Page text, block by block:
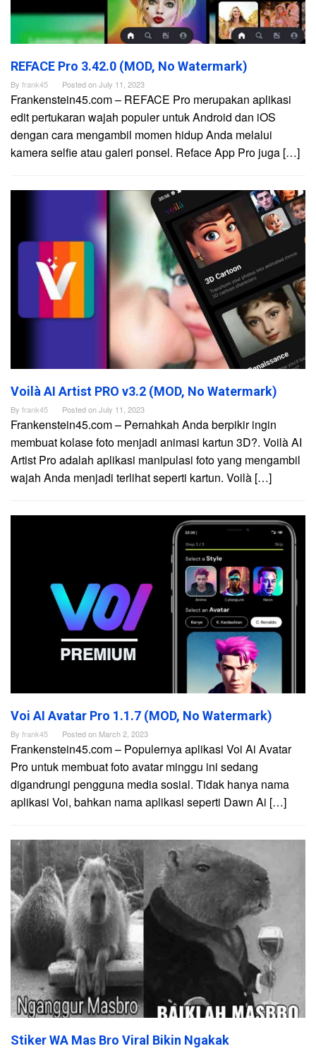
REFACE Pro 3.42.0 (MOD, No Watermark)
By frank45 Posted onJuly 11, 2023
Frankenstein45.com – REFACE Pro merupakan aplikasi
edit pertukaran wajah populer untuk Android dan iOS
dengan cara mengambil momen hidup Anda melalui
kamera selfie atau galeri ponsel. Reface App Pro juga […]
Voilà AI Artist PRO v3.2 (MOD, No Watermark)
By frank45 Posted onJuly 11, 2023
Frankenstein45.com – Pernahkah Anda berpikir ingin
membuat kolase foto menjadi animasi kartun 3D?. Voilà AI
Artist Pro adalah aplikasi manipulasi foto yang mengambil
wajah Anda menjadi terlihat seperti kartun. Voilà […]
Voi AI Avatar Pro 1.1.7 (MOD, No Watermark)
By frank45 Posted on March 2, 2023
Frankenstein45.com – Populernya aplikasi Voi Ai Avatar
Pro untuk membuat foto avatar minggu ini sedang
digandrungi pengguna media sosial. Tidak hanya nama
aplikasi Voi, bahkan nama aplikasi seperti Dawn Ai […]
Stiker WA Mas Bro Viral Bikin Ngakak